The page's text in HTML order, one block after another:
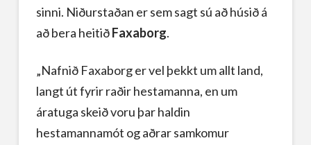
sinni. Niðurstaðan er sem sagt sú að húsið á
að bera heitiðFaxaborg.
„Nafnið Faxaborg er vel þekkt um allt land,
langt út fyrir raðir hestamanna, en um
áratuga skeið voru þar haldin
hestamannamót og aðrar samkomur